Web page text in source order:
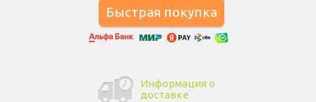
Информация о
доставке